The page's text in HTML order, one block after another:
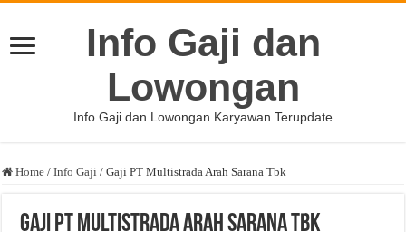
Info Gaji dan
Lowongan
Info Gaji dan Lowongan Karyawan Terupdate
Home / Info Gaji / Gaji PT Multistrada Arah Sarana Tbk
Gaji PT Multistrada Arah Sarana Tbk